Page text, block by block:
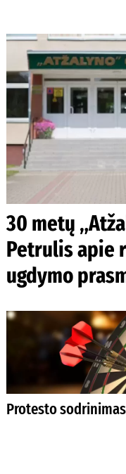
30 metų
Petrulis apie
ugdymo
Protesto sodrinimas